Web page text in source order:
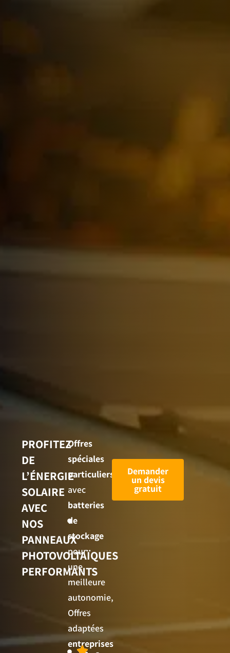
PROFITEZ
DE
L’ÉNERGIE
SOLAIRE
AVEC
NOS
PANNEAUX
PHOTOVOLTAÏQUES
PERFORMANTS
Offres
spéciales
particuliers
avec
batteries
de
stockage
pour
une
meilleure
autonomie,
Offres
adaptées
entreprises
Demander
un devis
gratuit